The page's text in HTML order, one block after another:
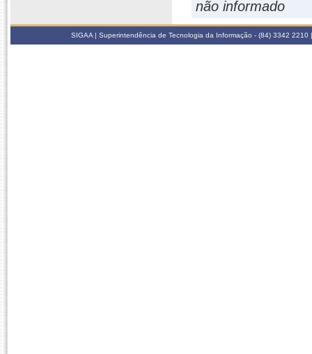
não informado
SIGAA | Superintendência de Tecnologia da Informação - (84) 3342